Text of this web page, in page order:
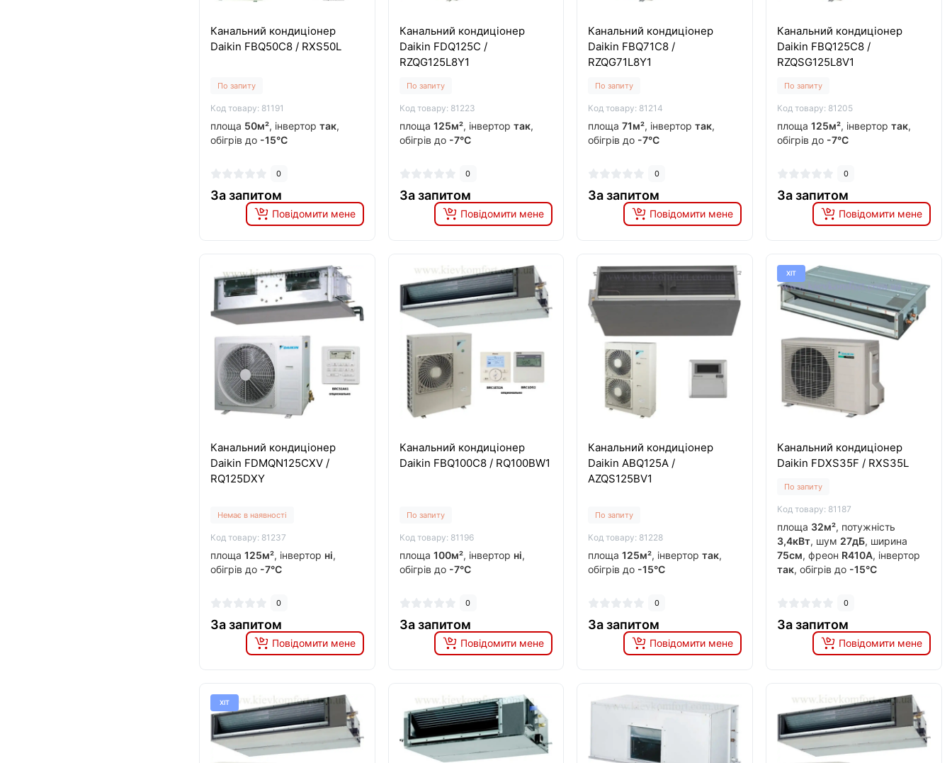
Канальний кондиціонер
Daikin FBQ50C8 / RXS50L
По запиту
Код товару: 81191
площа 50м², інвертор так,
обігрів до -15°C
0
За запитом
Повідомити мене
Канальний кондиціонер
Daikin FDQ125C /
RZQG125L8Y1
По запиту
Код товару: 81223
площа 125м², інвертор так,
обігрів до -7°C
0
За запитом
Повідомити мене
Канальний кондиціонер
Daikin FBQ71C8 /
RZQG71L8Y1
По запиту
Код товару: 81214
площа71м², інвертортак,
обігрів до -7°C
0
За запитом
Повідомити мене
Канальний кондиціонер
Daikin FBQ125C8 /
RZQSG125L8V1
По запиту
Код товару: 81205
площа125м², інвертортак,
обігрів до -7°C
0
За запитом
Повідомити мене
Канальний кондиціонер
Daikin FDMQN125CXV /
RQ125DXY
Немає в наявності
Код товару: 81237
площа 125м², інвертор ні,
обігрів до -7°C
0
За запитом
Повідомити мене
Канальний кондиціонер
Daikin FBQ100C8 / RQ100BW1
По запиту
Код товару: 81196
площа 100м², інвертор ні,
обігрів до -7°C
0
За запитом
Повідомити мене
Канальний кондиціонер
Daikin ABQ125A /
AZQS125BV1
По запиту
Код товару: 81228
площа125м², інвертортак,
обігрів до -15°C
0
За запитом
Повідомити мене
ХІТ
Канальний кондиціонер
Daikin FDXS35F / RXS35L
По запиту
Код товару: 81187
площа 32м², потужність
3,4кВт, шум 27дБ, ширина
75см, фреон R410A, інвертор
так, обігрів до -15°C
0
За запитом
Повідомити мене
ХІТ